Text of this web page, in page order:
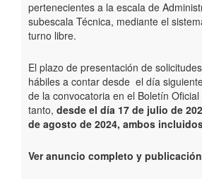
pertenecientes a la escala de
subescala Técnica, mediante el
turno libre.
El plazo de presentación de
hábiles a contar desde el día
de la convocatoria en el Boletín
tanto, desde el día 17 de julio de
de agosto de 2024, ambos
Ver anuncio completo y